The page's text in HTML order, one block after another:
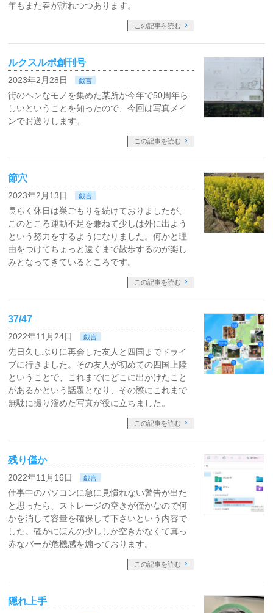
年もまた春が訪れつつあります。
この記事を読む
ルクスルポ創刊号
2023年2月28日 戯言
街のヘンなモノを集めた某所が今年で50周年ら
しいということを知ったので、今回は写真メイ
ンでお送りします。
この記事を読む
節穴
2023年2月13日 戯言
長らく休日は巣ごもりを続けておりましたが、
このところ運動不足を兼ねて少しは外に出よう
という努力をするようになりました。何かと理
由をつけてちょっと遠くまで散歩するのが楽し
みとなってきているところです。
この記事を読む
37/47
2022年11月24日 戯言
先日久しぶりに再会した友人と四国までドライ
ブに行きました。その友人が初めての四国上陸
ということで、これまでにどこに出かけたこと
があるかという話題となり、その際にこれまで
無駄に撮り溜めた写真が役に立ちました。
この記事を読む
残り僅か
2022年11月16日 戯言
仕事中のパソコンに急に見慣れない警告が出た
と思ったら、ストレージの空きが僅かなので何
かを消して容量を確保して下さいという内容で
した。確かにほんの少ししか空きがなくて真っ
赤なバーが危機感を煽っております。
この記事を読む
隠れ上手